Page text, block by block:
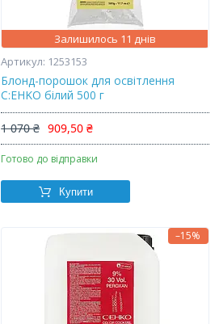
Залишилось 11 днів
1253153
Блонд-порошок для освітлення
C:EHKO білий 500 г
1 070 ₴ 909,50 ₴
Готово до відправки
Купити
–15%